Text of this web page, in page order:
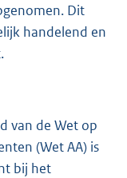
Dit
handelend en
van de Wet op
(Wet AA) is
bij het